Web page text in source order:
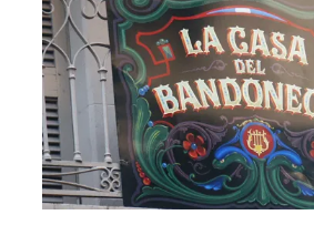
von musikalischen Ausdrucksweisen der
Popularkultur Lateinamerikas behandelt. Von
vergangenen Tänzen und Musikstilen – wie dem
Maxixe – bis zu aktuellen Erscheinungen – wie
Brazilelectro – sollten ein Panorama der Vielfalt
lateinamerikanischer Popularmusik aufgezeigt und
zugleich Grundlagen zu einer
fundierten, interkulturell orientierten Musikanalyse
geboten werden.